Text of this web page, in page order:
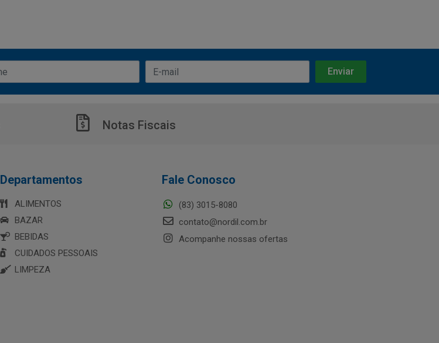
Notas Fiscais
Departamentos
ALIMENTOS
BAZAR
BEBIDAS
CUIDADOS PESSOAIS
LIMPEZA
Fale Conosco
(83) 3015-8080
contato@nordil.com.br
Acompanhe nossas ofertas